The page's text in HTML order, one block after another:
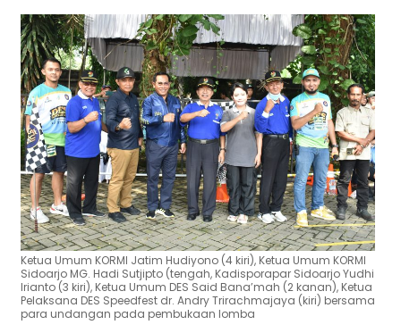
Ketua Umum KORMI Jatim Hudiyono (4 kiri), Ketua Umum KORMI
Sidoarjo MG. Hadi Sutjipto (tengah, Kadisporapar Sidoarjo Yudhi
Irianto (3 kiri), Ketua Umum DES Said Bana’mah (2 kanan), Ketua
Pelaksana DES Speedfest dr. Andry Trirachmajaya (kiri) bersama
para undangan pada pembukaan lomba